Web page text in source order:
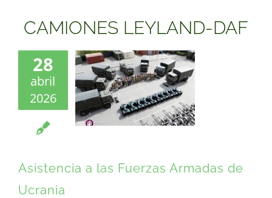
TIENDA DE SOUVENIRS
TODOS LOS REQUISITOS
CAMIONES LEYLAND-DAF
28
abril
2026
Asistencia a las Fuerzas Armadas de
Ucrania